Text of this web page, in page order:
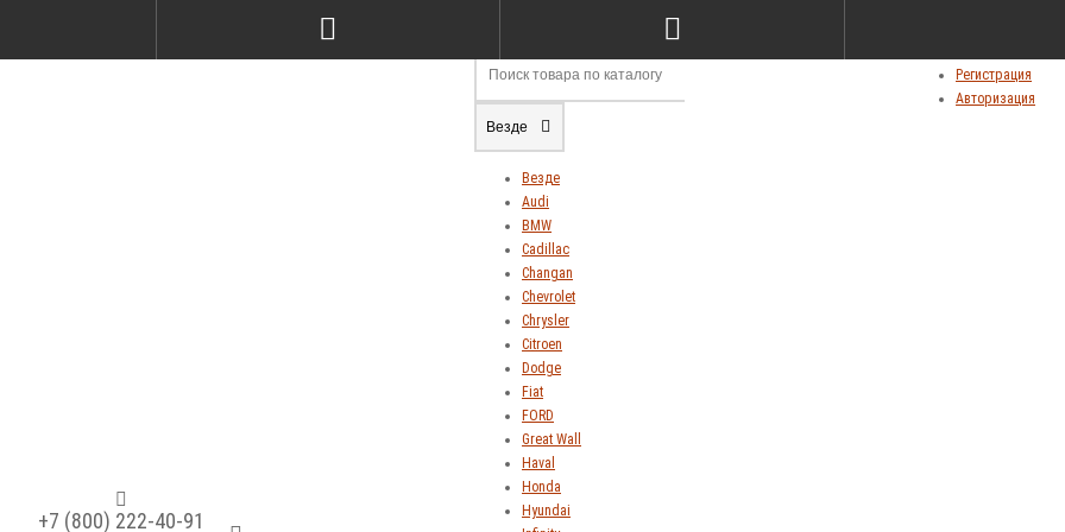
Регистрация
Авторизация
Сравнение товаров (0)
+7 (800) 222-40-91
Везде
Везде
Audi
BMW
Cadillac
Changan
Chevrolet
Chrysler
Citroen
Dodge
Fiat
FORD
Great Wall
Haval
Honda
Hyundai